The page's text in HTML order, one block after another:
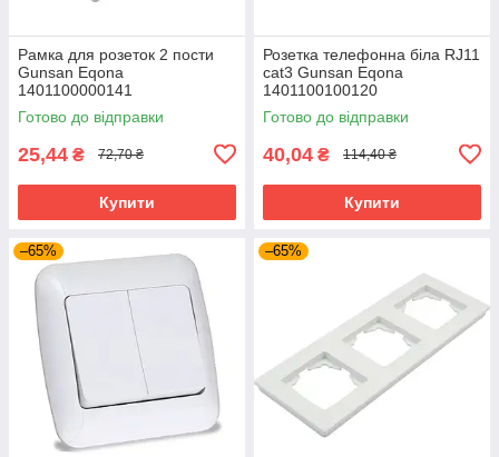
Рамка для розеток 2 пости
Gunsan Eqona
1401100000141
горизонтальна подвійна біла
Готово до відправки
25,44 ₴ 72,70 ₴
Купити
Розетка телефонна біла RJ11
cat3 Gunsan Eqona
1401100100120
Готово до відправки
40,04 ₴ 114,40 ₴
Купити
–65% –65%